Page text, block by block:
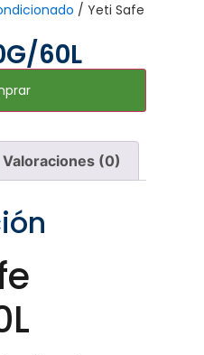
/ Yeti Safe
60L
Valoraciones (0)